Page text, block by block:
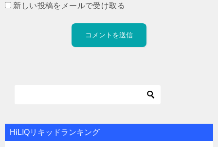
新しい投稿をメールで受け取る
HiLIQリキッドランキング